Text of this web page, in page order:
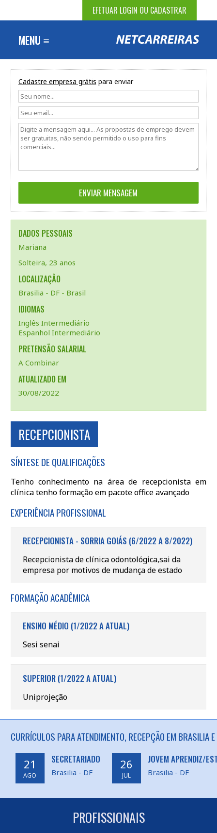
EFETUAR LOGIN OU CADASTRAR
MENU ≡
Cadastre empresa grátis para enviar
DADOS PESSOAIS
Mariana
Solteira, 23 anos
LOCALIZAÇÃO
Brasilia - DF - Brasil
IDIOMAS
Inglês Intermediário
Espanhol Intermediário
PRETENSÃO SALARIAL
A Combinar
ATUALIZADO EM
30/08/2022
RECEPCIONISTA
SÍNTESE DE QUALIFICAÇÕES
Tenho conhecimento na área de recepcionista em
clínica tenho formação em pacote office avançado
EXPERIÊNCIA PROFISSIONAL
RECEPCIONISTA - SORRIA GOIÁS (6/2022 A 8/2022)
Recepcionista de clínica odontológica,sai da
empresa por motivos de mudança de estado
FORMAÇÃO ACADÊMICA
ENSINO MÉDIO (1/2022 A ATUAL)
Sesi senai
SUPERIOR (1/2022 A ATUAL)
Uniprojeção
CURRÍCULOS PARA ATENDIMENTO, RECEPÇÃO EM BRASILIA E
21
AGO
SECRETARIADO
Brasilia - DF
26
JUL
JOVEM APRENDIZ/
Brasilia - DF
PROFISSIONAIS